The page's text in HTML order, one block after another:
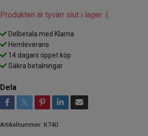
Produkten är tyvärr slut i lager. :(
Delbetala med Klarna
Hemleverans
14 dagars öppet köp
Säkra betalningar
Dela
Artikelnummer: K740